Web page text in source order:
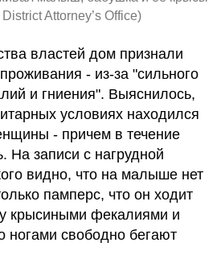
Attorney’s Office)
властей дом признали
- из-за "сильного
и гниения". Выяснилось,
условиях находился
- причем в течение
На записи с нагрудной
видно, что на малыше нет
памперс, что он ходит
крысиными фекалиями и
ногами свободно бегают